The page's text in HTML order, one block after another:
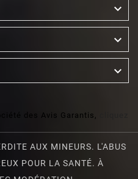



des Avis Garantis,
AUX MINEURS. L'ABUS
POUR LA SANTÉ. À